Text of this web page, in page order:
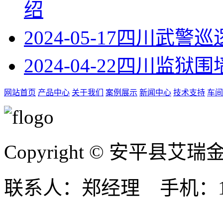
绍
2024-05-17四川武警巡
2024-04-22四川监狱围
网站首页 产品中心 关于我们 案例展示 新闻中心 技术支持 车
Copyright © 安平县艾瑞
联系人：郑经理 手机：